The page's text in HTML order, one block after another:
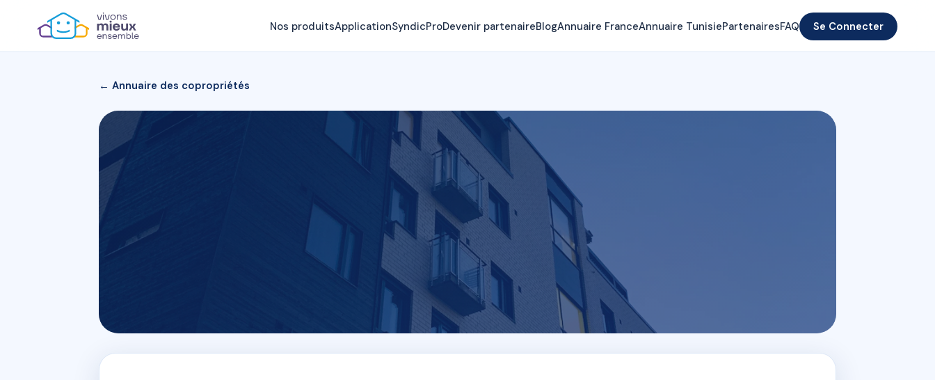
Nos produitsApplicationSyndicProDevenir partenaireBlogAnnuaire FranceAnnuaire TunisiePartenairesFAQ Se Connecter
← Annuaire des copropriétés